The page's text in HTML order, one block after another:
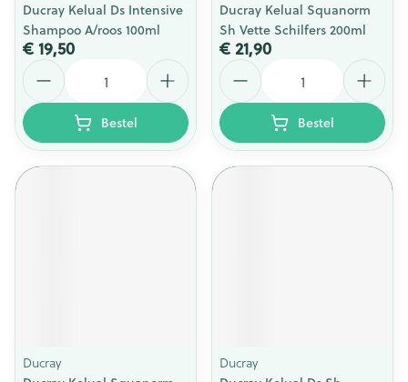
Ducray Kelual Ds Intensive
Shampoo A/roos 100ml
€ 19,50
Bestel
Ducray Kelual Squanorm
Sh Vette Schilfers 200ml
€ 21,90
Bestel
Ducray Ducray